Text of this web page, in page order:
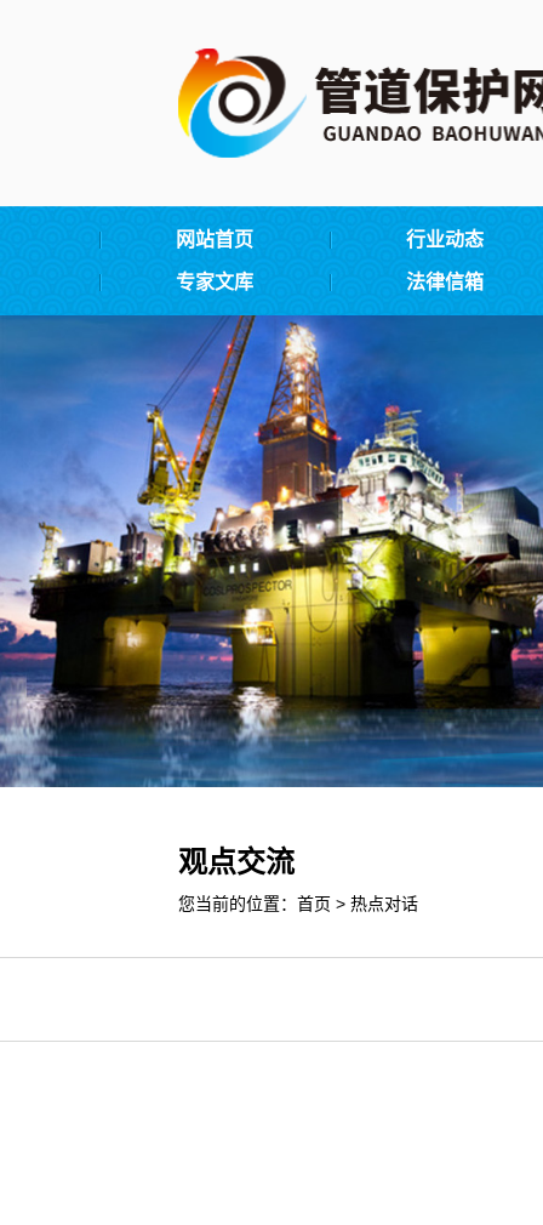
网站首页 行业动态
专家文库 法律信箱
观点交流
您当前的位置： 首页 > 热点对话